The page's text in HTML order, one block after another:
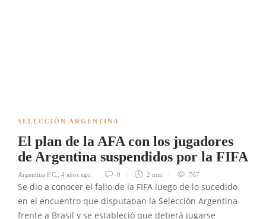
SELECCIÓN ARGENTINA
El plan de la AFA con los jugadores
de Argentina suspendidos por la FIFA
Argentina F.C. 4 años ago 0 2 min 767
Se dio a conocer el fallo de la FIFA luego de lo sucedido
en el encuentro que disputaban la Selección Argentina
frente a Brasil y se estableció que deberá jugarse